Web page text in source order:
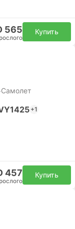
565 Купить
+1
457 Купить